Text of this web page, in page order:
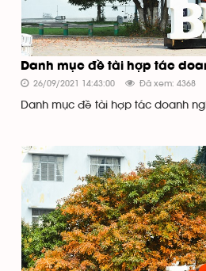
Danh mục đề tài hợp tác
26/09/2021 14:43:00 Đã xem: 4368
Danh mục đề tài hợp tác doanh